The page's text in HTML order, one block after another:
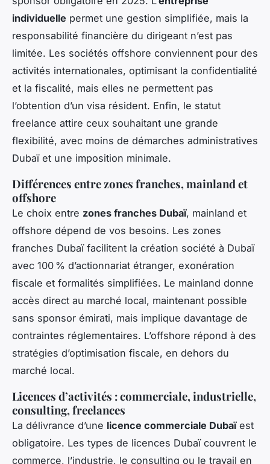
individuelle permet une gestion simplifiée, mais la
responsabilité financière du dirigeant n’est pas
limitée. Les sociétés offshore conviennent pour des
activités internationales, optimisant la confidentialité
et la fiscalité, mais elles ne permettent pas
l’obtention d’un visa résident. Enfin, le statut
freelance attire ceux souhaitant une grande
flexibilité, avec moins de démarches administratives
Dubaï et une imposition minimale.
Différences entre zones franches, mainland et
offshore
Le choix entre zones franches Dubaï, mainland et
offshore dépend de vos besoins. Les zones
franches Dubaï facilitent la création société à Dubaï
avec 100 % d’actionnariat étranger, exonération
fiscale et formalités simplifiées. Le mainland donne
accès direct au marché local, maintenant possible
sans sponsor émirati, mais implique davantage de
contraintes réglementaires. L’offshore répond à des
stratégies d’optimisation fiscale, en dehors du
marché local.
Licences d’activités : commerciale, industrielle,
consulting, freelances
La délivrance d’une licence commerciale Dubaïest
obligatoire. Les types de licences Dubaï couvrent le
commerce, l’industrie, le consulting ou le travail en